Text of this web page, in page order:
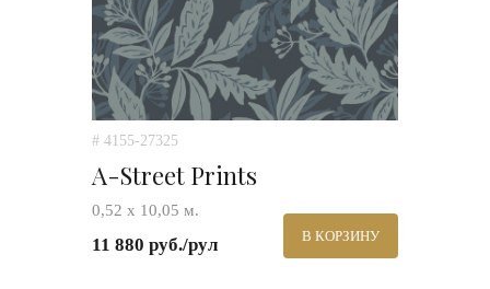
# 4155-27325
A-Street Prints
0,52 х 10,05 м.
11 880 руб./рул В КОРЗИНУ